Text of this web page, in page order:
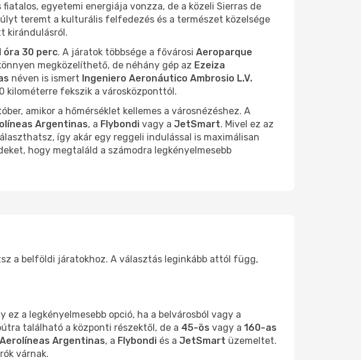
egyetemi energiája vonzza, de a közeli Sierras de
teremt a kulturális felfedezés és a természet közelsége
kirándulásról.
óra 30 perc. A járatok többsége a fővárosi Aeroparque
megközelíthető, de néhány gép az Ezeiza
néven is ismert Ingeniero Aeronáutico Ambrosio L.V.
kilométerre fekszik a városközponttól.
amikor a hőmérséklet kellemes a városnézéshez. A
Argentinas, a Flybondi vagy a JetSmart. Mivel ez az
így akár egy reggeli indulással is maximálisan
hogy megtaláld a számodra legkényelmesebb
a belföldi járatokhoz. A választás leginkább attól függ,
a legkényelmesebb opció, ha a belvárosból vagy a
található a központi részektől, de a 45-ös vagy a 160-as
Aerolíneas Argentinas, a Flybondi és a JetSmart üzemeltet.
várnak.